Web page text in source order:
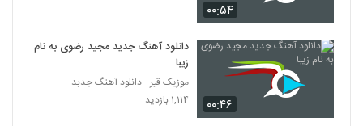
دانلود آهنگ تلقین از وحید حاجی تبار
AmirHossein SheikhHassani
۰۰:۵۴
۰۰:۴۶
دانلود آهنگ جدید مجید رضوی به نام
زیبا
موزیک قیر - دانلود آهنگ جدبد
۱,۱۱۴ بازدید